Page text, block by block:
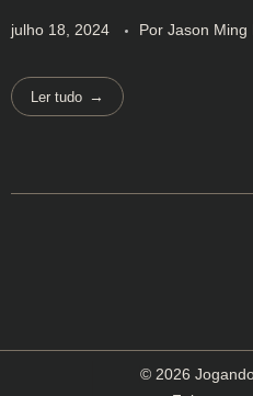
julho 18, 2024 Por Jason Ming
Ler tudo
© 2026